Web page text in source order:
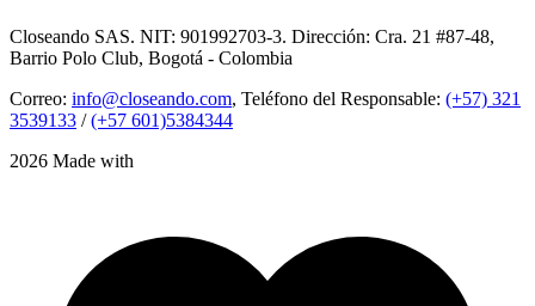
Closeando SAS. NIT: 901992703-3. Dirección: Cra. 21 #87-48,
Barrio Polo Club, Bogotá - Colombia
Correo: info@closeando.com, Teléfono del Responsable: (+57) 321
3539133 /(+57 601)5384344
2026 Made with